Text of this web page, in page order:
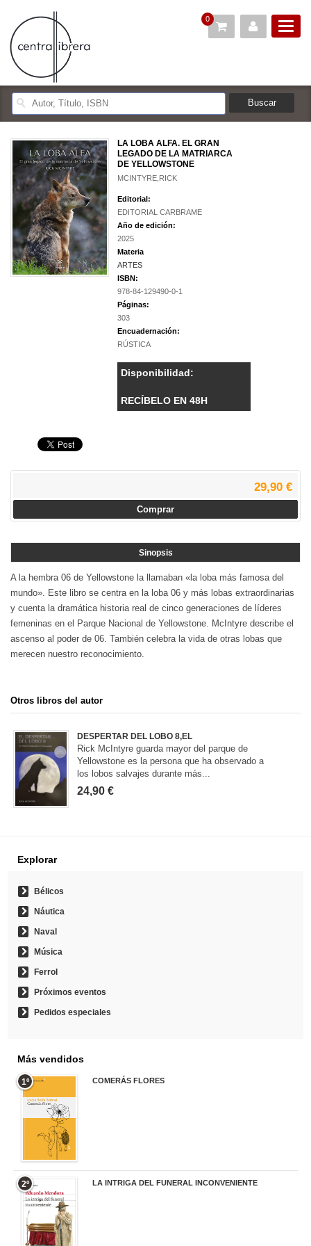
0
LA LOBA ALFA. EL GRAN
LEGADO DE LA MATRIARCA
DE YELLOWSTONE
MCINTYRE,RICK
Editorial:
EDITORIAL CARBRAME
Año de edición:
2025
Materia
ARTES
ISBN:
978-84-129490-0-1
Páginas:
303
Encuadernación:
RÚSTICA
Disponibilidad:
RECÍBELO EN 48H
29,90 €
Comprar
Sinopsis
A la hembra 06 de Yellowstone la llamaban «la loba más famosa del
mundo». Este libro se centra en la loba 06 y más lobas extraordinarias
y cuenta la dramática historia real de cinco generaciones de líderes
femeninas en el Parque Nacional de Yellowstone. McIntyre describe el
ascenso al poder de 06. También celebra la vida de otras lobas que
merecen nuestro reconocimiento.
Otros libros del autor
DESPERTAR DEL LOBO 8,EL
Rick McIntyre guarda mayor del parque de
Yellowstone es la persona que ha observado a
los lobos salvajes durante más...
24,90 €
Explorar
Bélicos
Náutica
Naval
Música
Ferrol
Próximos eventos
Pedidos especiales
Más vendidos
1º COMERÁS FLORES
2º LA INTRIGA DEL FUNERAL INCONVENIENTE